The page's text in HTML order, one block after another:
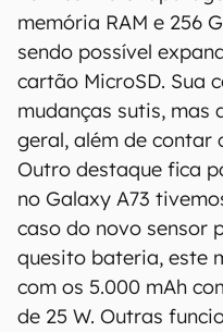
memória RAM e 256
sendo possível
cartão MicroSD. Sua
mudanças sutis, mas
geral, além de contar
Outro destaque fica
no Galaxy A73
caso do novo sensor
quesito bateria, este
com os 5.000 mAh
de 25 W. Outras
os resultados
informações. As
"como estão", sem
precisão, detalhes,
aos resultados
informações.